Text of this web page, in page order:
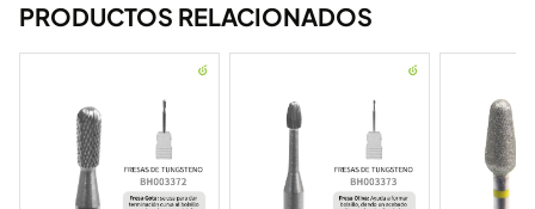
PRODUCTOS RELACIONADOS